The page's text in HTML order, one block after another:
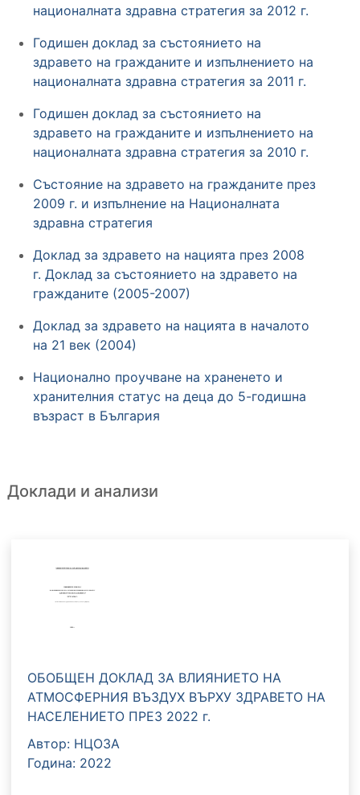
националната здравна стратегия за 2012 г.
Годишен доклад за състоянието на
здравето на гражданите и изпълнението на
националната здравна стратегия за 2011 г.
Годишен доклад за състоянието на
здравето на гражданите и изпълнението на
националната здравна стратегия за 2010 г.
Състояние на здравето на гражданите през
2009 г. и изпълнение на Националната
здравна стратегия
Доклад за здравето на нацията през 2008
г. Доклад за състоянието на здравето на
гражданите (2005-2007)
Доклад за здравето на нацията в началото
на 21 век (2004)
Национално проучване на храненето и
хранителния статус на деца до 5-годишна
възраст в България
Доклади и анализи
ОБОБЩЕН ДОКЛАД ЗА ВЛИЯНИЕТО НА
АТМОСФЕРНИЯ ВЪЗДУХ ВЪРХУ ЗДРАВЕТО НА
НАСЕЛЕНИЕТО ПРЕЗ 2022 г.
Автор: НЦОЗА
Година: 2022